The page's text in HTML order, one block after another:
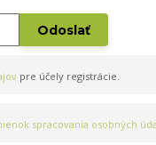
Odoslať
pre účely registrácie.
spracovania osobných